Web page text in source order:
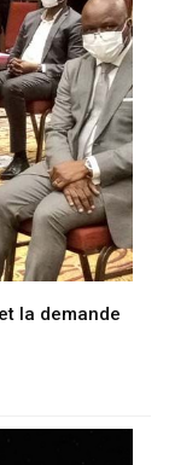
la demande